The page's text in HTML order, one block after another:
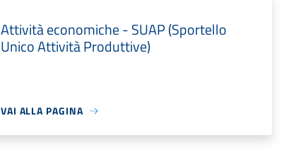
Attività economiche - SUAP (Sportello
Unico Attività Produttive)
VAI ALLA PAGINA